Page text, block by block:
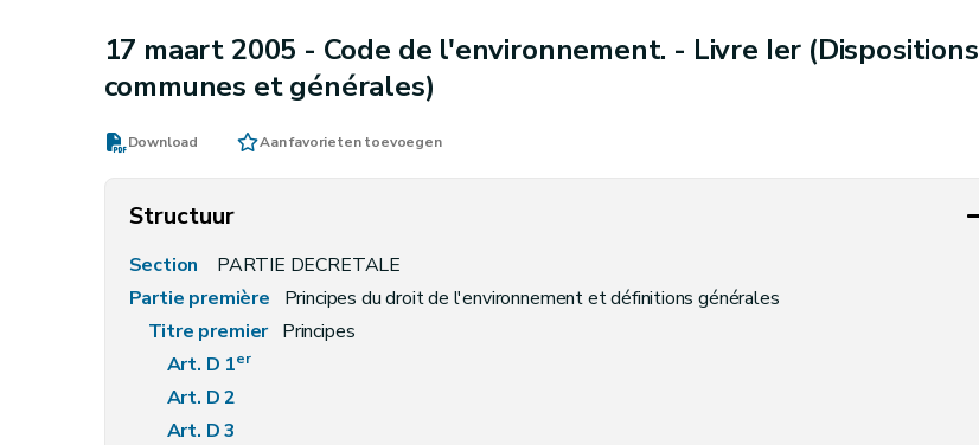
17 maart 2005 - Code de l'environnement. - Livre Ier (Dispositions
communes et générales)
Download Aan favorieten toevoegen
Structuur
Section
PARTIE DECRETALE
Partie première
Principes du droit de l'environnement et définitions générales
Titre premier Principes
Art. D 1er
Art. D 2
Art. D 3